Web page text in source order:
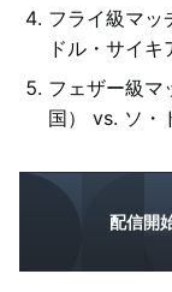
フライ級マッ
ドル・サイキ
フェザー級マ
国） vs. ソ・
配信開